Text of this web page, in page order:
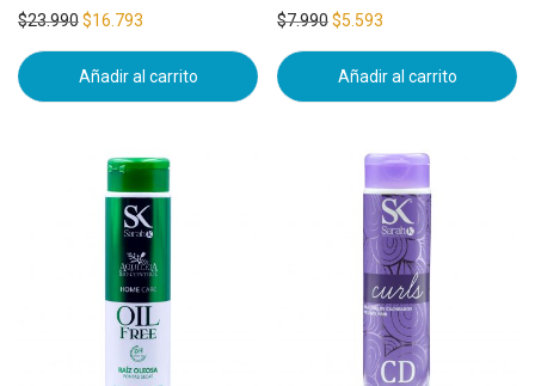
$23.990$16.793
Añadir al carrito
$7.990$5.593
Añadir al carrito